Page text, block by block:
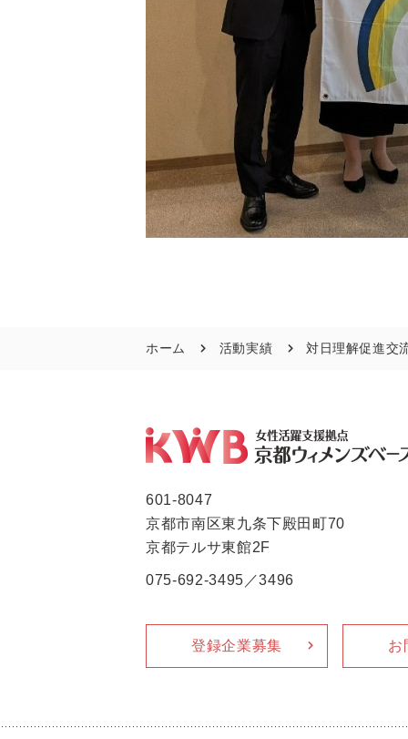
ホーム 活動実績 対日理解促進交
601-8047
京都市南区東九条下殿田町70
京都テルサ東館2F
075-692-3495／3496
登録企業募集 お